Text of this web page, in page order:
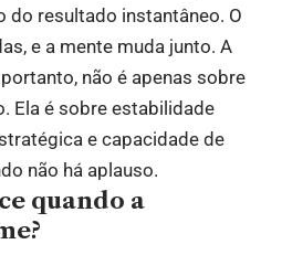
resultado instantâneo. O
e a mente muda junto. A
não é apenas sobre
Ela é sobre estabilidade
e capacidade de
não há aplauso.
quando a